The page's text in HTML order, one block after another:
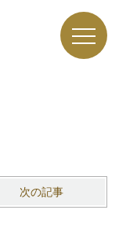
次の記事